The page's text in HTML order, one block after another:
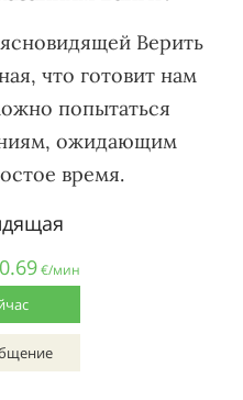
Верить
что готовит нам
попытаться
ожидающим
время.